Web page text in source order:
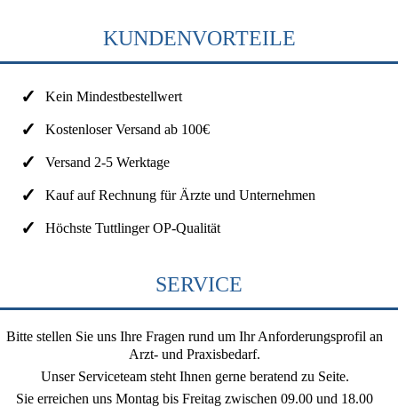
KUNDENVORTEILE
Kein Mindestbestellwert
Kostenloser Versand ab 100€
Versand 2-5 Werktage
Kauf auf Rechnung für Ärzte und Unternehmen
Höchste Tuttlinger OP-Qualität
SERVICE
Bitte stellen Sie uns Ihre Fragen rund um Ihr Anforderungsprofil an
Arzt- und Praxisbedarf.
Unser Serviceteam steht Ihnen gerne beratend zu Seite.
Sie erreichen uns Montag bis Freitag zwischen 09.00 und 18.00